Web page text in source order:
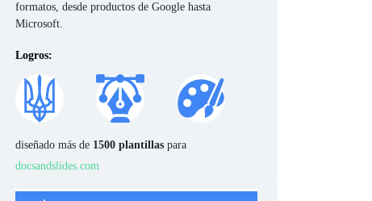
formatos, desde productos de Google hasta
Microsoft.
Logros:
diseñado más de 1500 plantillas para
docsandslides.com